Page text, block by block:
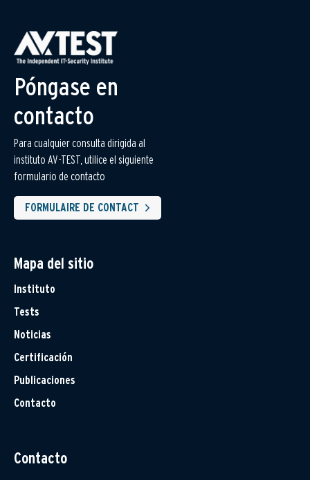
Póngase en
contacto
Para cualquier consulta dirigida al
instituto AV-TEST, utilice el siguiente
formulario de contacto
FORMULAIRE DE CONTACT
Mapa del sitio
Instituto
Tests
Noticias
Certificación
Publicaciones
Contacto
Contacto